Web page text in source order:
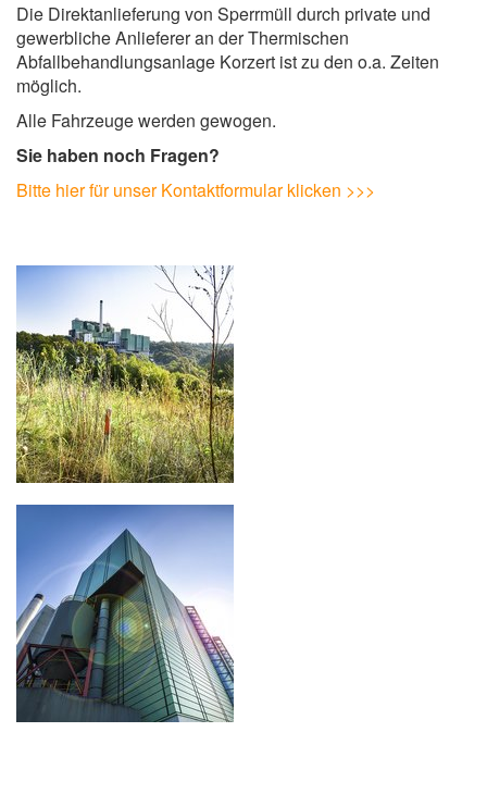
Die Direktanlieferung von Sperrmüll durch private und
gewerbliche Anlieferer an der Thermischen
Abfallbehandlungsanlage Korzert ist zu den o.a. Zeiten
möglich.
Alle Fahrzeuge werden gewogen.
Sie haben noch Fragen?
Bitte hier für unser Kontaktformular klicken >>>